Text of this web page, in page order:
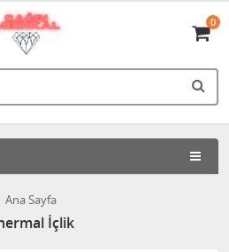
0
Ana Sayfa
İçlik